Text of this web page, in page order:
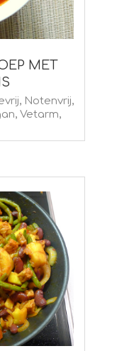
MET
, Notenvrij,
, Vetarm,